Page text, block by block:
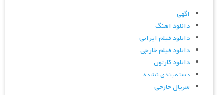
اگهی
دانلود اهنگ
دانلود فیلم ایرانی
دانلود فیلم خارجی
دانلود کارتون
دسته‌بندی نشده
سریال خارجی